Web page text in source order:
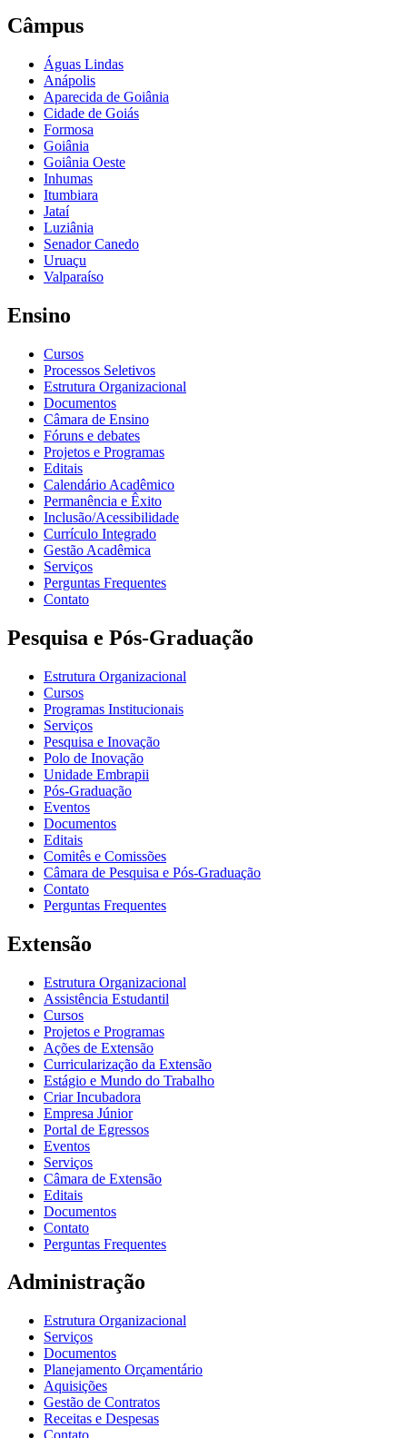
Câmpus
Águas Lindas
Anápolis
Aparecida de Goiânia
Cidade de Goiás
Formosa
Goiânia
Goiânia Oeste
Inhumas
Itumbiara
Jataí
Luziânia
Senador Canedo
Uruaçu
Valparaíso
Ensino
Cursos
Processos Seletivos
Estrutura Organizacional
Documentos
Câmara de Ensino
Fóruns e debates
Projetos e Programas
Editais
Calendário Acadêmico
Permanência e Êxito
Inclusão/Acessibilidade
Currículo Integrado
Gestão Acadêmica
Serviços
Perguntas Frequentes
Contato
Pesquisa e Pós-Graduação
Estrutura Organizacional
Cursos
Programas Institucionais
Serviços
Pesquisa e Inovação
Polo de Inovação
Unidade Embrapii
Pós-Graduação
Eventos
Documentos
Editais
Comitês e Comissões
Câmara de Pesquisa e Pós-Graduação
Contato
Perguntas Frequentes
Extensão
Estrutura Organizacional
Assistência Estudantil
Cursos
Projetos e Programas
Ações de Extensão
Curricularização da Extensão
Estágio e Mundo do Trabalho
Criar Incubadora
Empresa Júnior
Portal de Egressos
Eventos
Serviços
Câmara de Extensão
Editais
Documentos
Contato
Perguntas Frequentes
Administração
Estrutura Organizacional
Serviços
Documentos
Planejamento Orçamentário
Aquisições
Gestão de Contratos
Receitas e Despesas